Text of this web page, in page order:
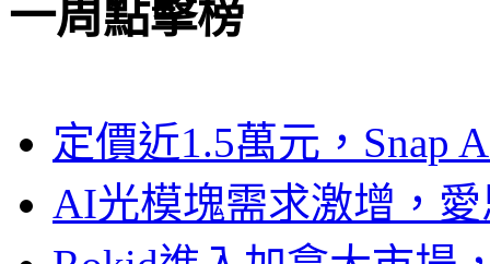
一周點擊榜
定價近1.5萬元，Snap
AI光模塊需求激增，